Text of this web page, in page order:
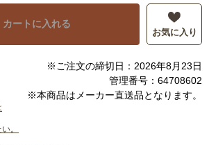
カートに入れる
お気に入り
※ご注文の締切日：2026年8月23日
管理番号：64708602
※本商品はメーカー直送品となります。
。